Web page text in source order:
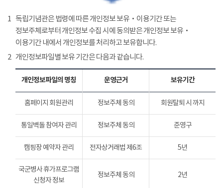
1 독립기념관은 법령에 따른 개인정보 보유‧이용기간 또는
정보주체로부터 개인정보 수집 시에 동의받은 개인정보 보유‧
이용기간 내에서 개인정보를 처리하고 보유합니다.
2 개인정보파일별 보유 기간은 다음과 같습니다.
개인정보파일의 명칭 운영근거 보유기간
홈페이지 회원관리 정보주체 동의 회원탈퇴 시 까지
통일벽돌 참여자 관리 정보주체 동의 준영구
캠핑장 예약자 관리 전자상거래법 제6조 5년
국군병사 휴가프로그램
신청자 정보
정보주체 동의 2년